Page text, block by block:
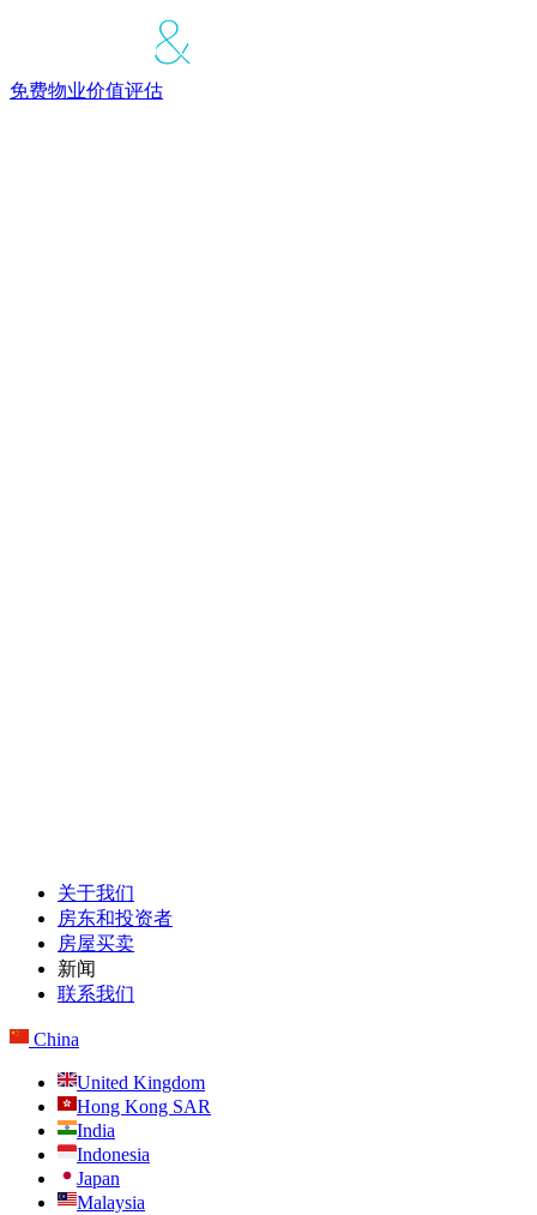
免费物业价值评估
关于我们
房东和投资者
房屋买卖
新闻
联系我们
China
United Kingdom
Hong Kong SAR
India
Indonesia
Japan
Malaysia